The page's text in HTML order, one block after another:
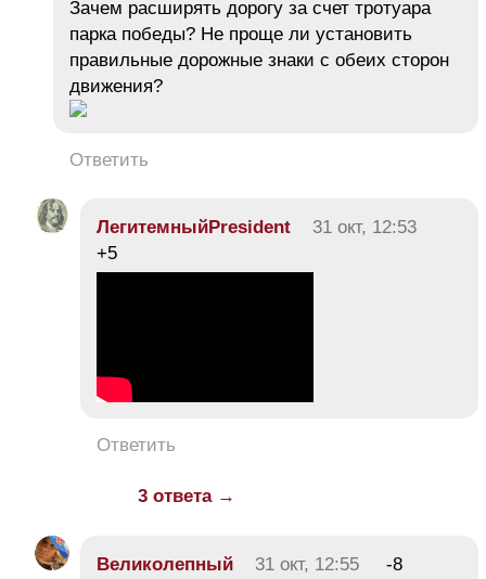
Зачем расширять дорогу за счет тротуара
парка победы? Не проще ли установить
правильные дорожные знаки с обеих сторон
движения?
Ответить
ЛегитемныйPresident
31 окт, 12:53
+5
Ответить
3 ответа →
Великолепный 31 окт, 12:55
-8